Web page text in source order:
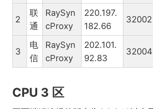
2
联
通
RaySyn
cProxy
220.197.
182.66
32002
3
电
信
RaySyn
cProxy
202.101.
92.83
32004
CPU 3 区